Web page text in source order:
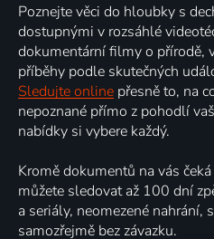
Poznejte věci do hloubky s
dostupnými v rozsáhlé
dokumentární filmy o přírodě,
příběhy podle skutečných
Sledujte online přesně to, na
nepoznané přímo z pohodlí
nabídky si vybere každý.
Kromě dokumentů na vás
můžete sledovat až 100 dní
a seriály, neomezené nahrání,
samozřejmě bez závazku.